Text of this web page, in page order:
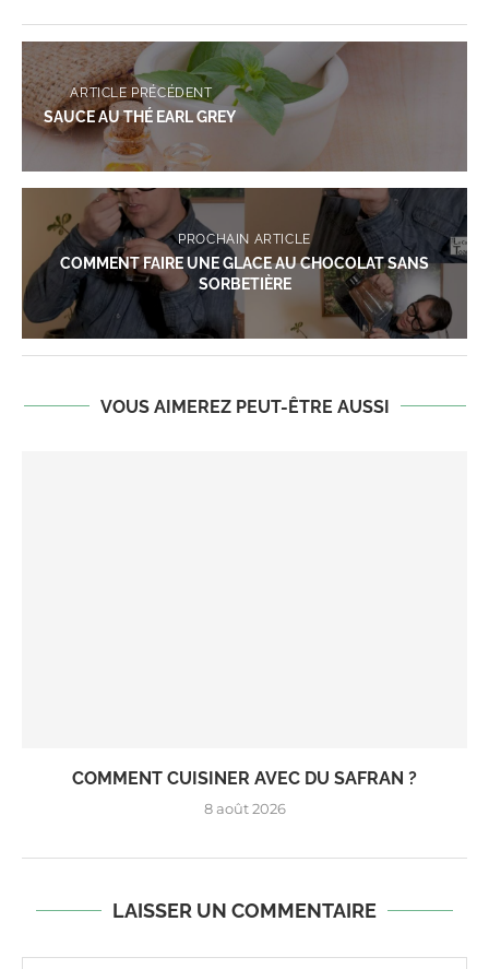
ARTICLE PRÉCÉDENT
SAUCE AU THÉ EARL GREY
PROCHAIN ARTICLE
COMMENT FAIRE UNE GLACE AU CHOCOLAT SANS
SORBETIÈRE
VOUS AIMEREZ PEUT-ÊTRE AUSSI
COMMENT CUISINER AVEC DU SAFRAN ?
8 août 2026
LAISSER UN COMMENTAIRE